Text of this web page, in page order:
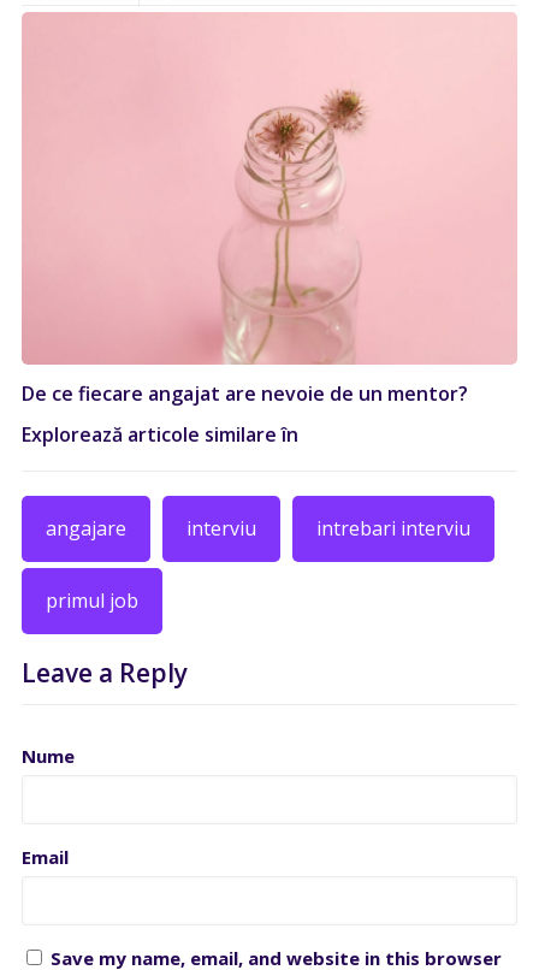
De ce fiecare angajat are nevoie de un mentor?
Explorează articole similare în
angajare interviu intrebari interviu
primul job
Leave a Reply
Nume
Email
Save my name, email, and website in this browser